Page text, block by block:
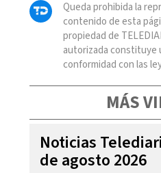
Queda prohibida la
contenido de esta
propiedad de
autorizada constituye
conformidad con las
MÁS
Noticias
de agosto 2026